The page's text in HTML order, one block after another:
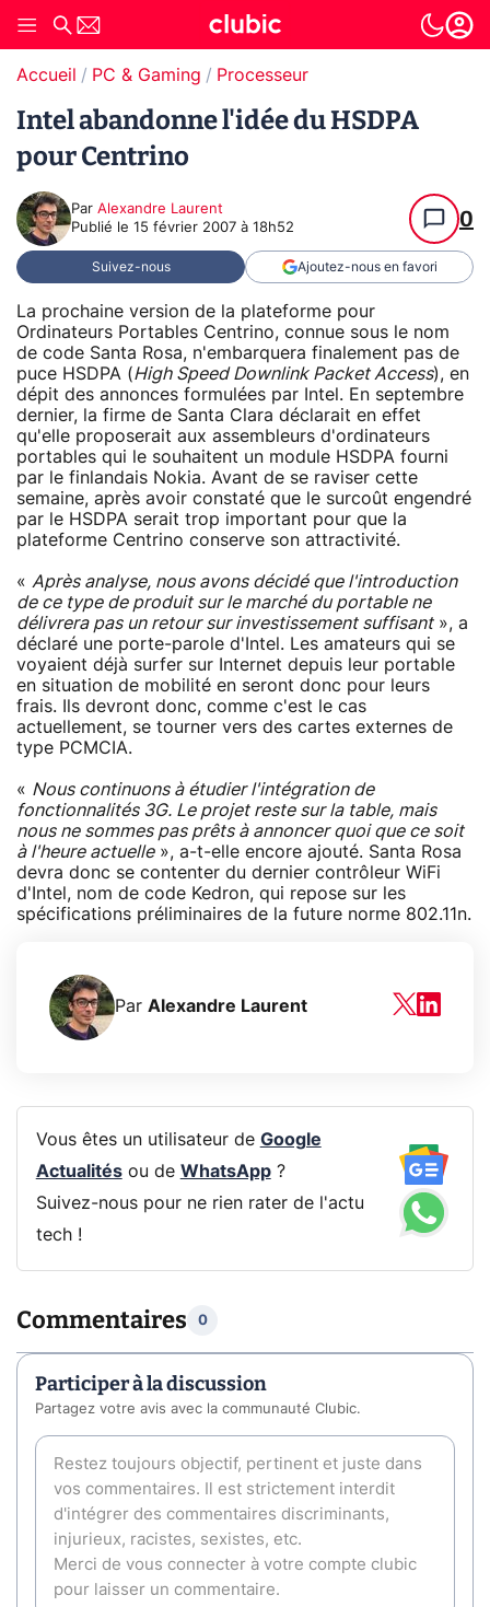
Accueil PC & Gaming Processeur
Intel abandonne l'idée du HSDPA
pour Centrino
Par Alexandre Laurent
Publié le 15 février 2007 à 18h52 0
Suivez-nous Ajoutez-nous en favori
La prochaine version de la plateforme pour
Ordinateurs Portables Centrino, connue sous le nom
de code Santa Rosa, n'embarquera finalement pas de
puce HSDPA (High Speed Downlink Packet Access), en
dépit des annonces formulées par Intel. En septembre
dernier, la firme de Santa Clara déclarait en effet
qu'elle proposerait aux assembleurs d'ordinateurs
portables qui le souhaitent un module HSDPA fourni
par le finlandais Nokia. Avant de se raviser cette
semaine, après avoir constaté que le surcoût engendré
par le HSDPA serait trop important pour que la
plateforme Centrino conserve son attractivité.
« Après analyse, nous avons décidé que l'introduction
de ce type de produit sur le marché du portable ne
délivrera pas un retour sur investissement suffisant», a
déclaré une porte-parole d'Intel. Les amateurs qui se
voyaient déjà surfer sur Internet depuis leur portable
en situation de mobilité en seront donc pour leurs
frais. Ils devront donc, comme c'est le cas
actuellement, se tourner vers des cartes externes de
type PCMCIA.
« Nous continuons à étudier l'intégration de
fonctionnalités 3G. Le projet reste sur la table, mais
nous ne sommes pas prêts à annoncer quoi que ce soit
à l'heure actuelle», a-t-elle encore ajouté. Santa Rosa
devra donc se contenter du dernier contrôleur WiFi
d'Intel, nom de code Kedron, qui repose sur les
spécifications préliminaires de la future norme 802.11n.
Par Alexandre Laurent
Vous êtes un utilisateur de Google
Actualitésou de WhatsApp?
Suivez-nous pour ne rien rater de l'actu
tech !
Commentaires 0
Participer à la discussion
Partagez votre avis avec la communauté Clubic.